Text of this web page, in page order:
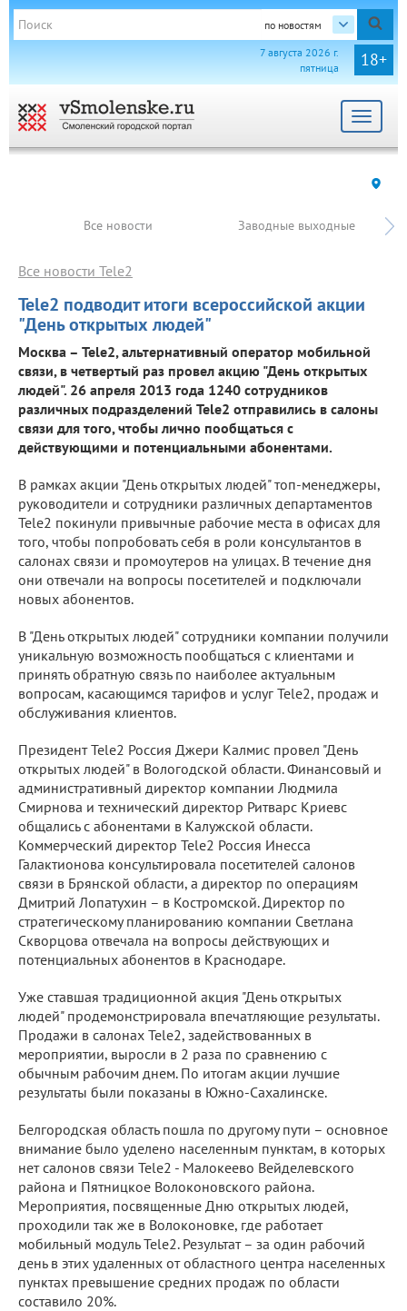
по новостям
18+
7 августа 2026 г.
пятница
Toggle
Все новости Заводные выходные
Tele2 подводит итоги всероссийской акции
"День открытых людей"
Все новости Tele2
Москва – Tele2, альтернативный оператор мобильной
связи, в четвертый раз провел акцию "День открытых
людей". 26 апреля 2013 года 1240 сотрудников
различных подразделений Tele2 отправились в салоны
связи для того, чтобы лично пообщаться c
действующими и потенциальными абонентами.
В рамках акции "День открытых людей" топ-менеджеры,
руководители и сотрудники различных департаментов
Tele2 покинули привычные рабочие места в офисах для
того, чтобы попробовать себя в роли консультантов в
салонах связи и промоутеров на улицах. В течение дня
они отвечали на вопросы посетителей и подключали
новых абонентов.
В "День открытых людей" сотрудники компании получили
уникальную возможность пообщаться с клиентами и
принять обратную связь по наиболее актуальным
вопросам, касающимся тарифов и услуг Tele2, продаж и
обслуживания клиентов.
Президент Tele2 Россия Джери Калмис провел "День
открытых людей" в Вологодской области. Финансовый и
административный директор компании Людмила
Смирнова и технический директор Ритварс Криевс
общались с абонентами в Калужской области.
Коммерческий директор Tele2 Россия Инесса
Галактионова консультировала посетителей салонов
связи в Брянской области, а директор по операциям
Дмитрий Лопатухин – в Костромской. Директор по
стратегическому планированию компании Светлана
Скворцова отвечала на вопросы действующих и
потенциальных абонентов в Краснодаре.
Уже ставшая традиционной акция "День открытых
людей" продемонстрировала впечатляющие результаты.
Продажи в салонах Tele2, задействованных в
мероприятии, выросли в 2 раза по сравнению с
обычным рабочим днем. По итогам акции лучшие
результаты были показаны в Южно-Сахалинске.
Белгородская область пошла по другому пути – основное
внимание было уделено населенным пунктам, в которых
нет салонов связи Tele2 - Малокеево Вейделевского
района и Пятницкое Волоконовского района.
Мероприятия, посвященные Дню открытых людей,
проходили так же в Волоконовке, где работает
мобильный модуль Tele2. Результат – за один рабочий
день в этих удаленных от областного центра населенных
пунктах превышение средних продаж по области
составило 20%.